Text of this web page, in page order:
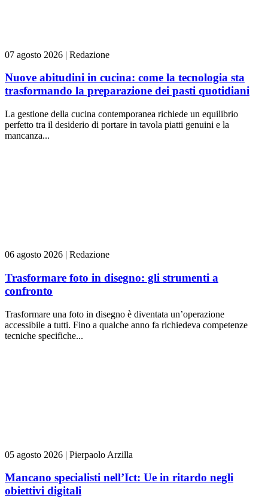
07 agosto 2026 | Redazione
Nuove abitudini in cucina: come la tecnologia sta
trasformando la preparazione dei pasti quotidiani
La gestione della cucina contemporanea richiede un equilibrio
perfetto tra il desiderio di portare in tavola piatti genuini e la
mancanza...
06 agosto 2026 | Redazione
Trasformare foto in disegno: gli strumenti a
confronto
Trasformare una foto in disegno è diventata un’operazione
accessibile a tutti. Fino a qualche anno fa richiedeva competenze
tecniche specifiche...
05 agosto 2026 | Pierpaolo Arzilla
Mancano specialisti nell’Ict: Ue in ritardo negli
obiettivi digitali